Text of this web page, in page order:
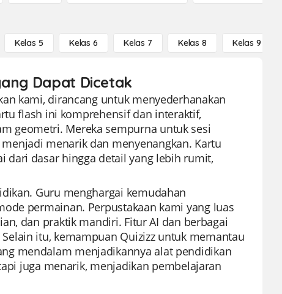
Kelas 5 Kelas 6 Kelas 7 Kelas 8 Kelas 9
Dapat Dicetak
kami, dirancang untuk menyederhanakan
flash ini komprehensif dan interaktif,
geometri. Mereka sempurna untuk sesi
menarik dan menyenangkan. Kartu
dari dasar hingga detail yang lebih rumit,
Guru menghargai kemudahan
permainan. Perpustakaan kami yang luas
dan praktik mandiri. Fitur AI dan berbagai
itu, kemampuan Quizizz untuk memantau
mendalam menjadikannya alat pendidikan
juga menarik, menjadikan pembelajaran